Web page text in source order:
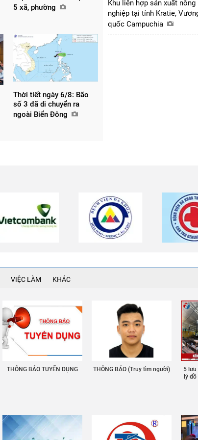
5 xã, phường
Thời tiết ngày 6/8: Bão
số 3 đã di chuyển ra
ngoài Biển Đông
Khu liên hợp sản xuất nông
nghiệp tại tỉnh Kratie,
quốc Campuchia
VIỆC LÀM KHÁC
THÔNG BÁO TUYỂN DỤNG THÔNG BÁO (Truy tìm người)
5
lý đồ